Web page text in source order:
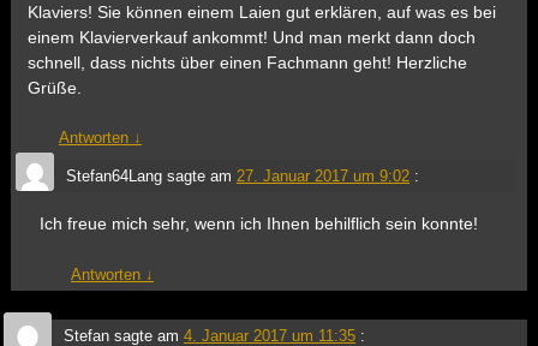
Klaviers! Sie können einem Laien gut erklären, auf was es bei
einem Klavierverkauf ankommt! Und man merkt dann doch
schnell, dass nichts über einen Fachmann geht! Herzliche
Grüße.
Antworten ↓
Stefan64Langsagte am 27. Januar 2017 um 9:02 :
Ich freue mich sehr, wenn ich Ihnen behilflich sein konnte!
Antworten ↓
Stefansagte am 4. Januar 2017 um 11:35 :